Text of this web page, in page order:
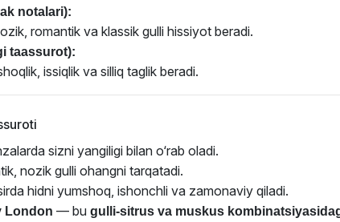
notalari):
romantik va klassik gulli hissiyot beradi.
taassurot):
issiqlik va silliq taglik beradi.
sizni yangiligi bilan o‘rab oladi.
nozik gulli ohangni tarqatadi.
hidni yumshoq, ishonchli va zamonaviy qiladi.
London — bu gulli‑sitrus va muskus